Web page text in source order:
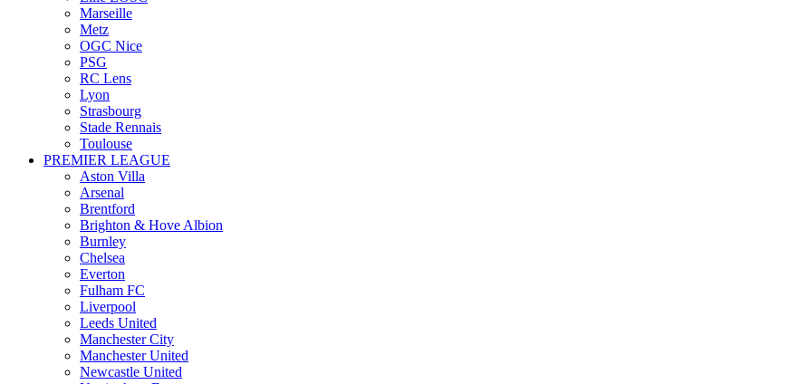
Marseille
Metz
OGC Nice
PSG
RC Lens
Lyon
Strasbourg
Stade Rennais
Toulouse
PREMIER LEAGUE
Aston Villa
Arsenal
Brentford
Brighton & Hove Albion
Burnley
Chelsea
Everton
Fulham FC
Liverpool
Leeds United
Manchester City
Manchester United
Newcastle United